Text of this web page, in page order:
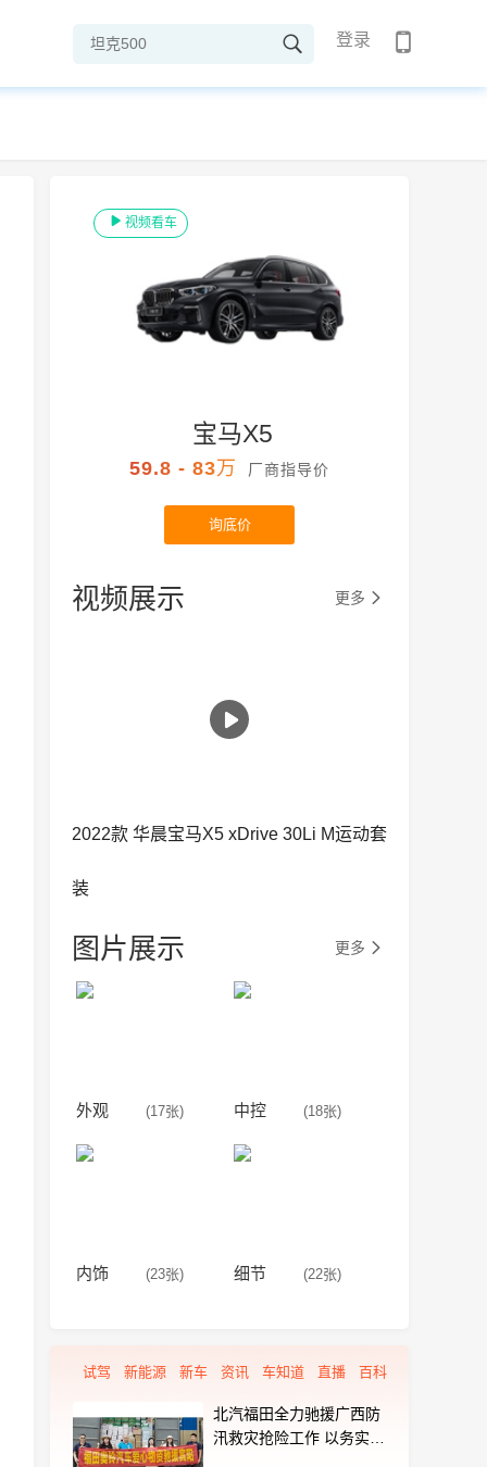
登录
视频看车
宝马X5
59.8 - 83万 厂商指导价
询底价
视频展示 更多
2022款 华晨宝马X5 xDrive 30Li M运动套
装
图片展示 更多
外观 (17张) 中控 (18张)
内饰 (23张) 细节 (22张)
试驾 新能源 新车 资讯 车知道 直播 百科
北汽福田全力驰援广西防
汛救灾抢险工作 以务实行